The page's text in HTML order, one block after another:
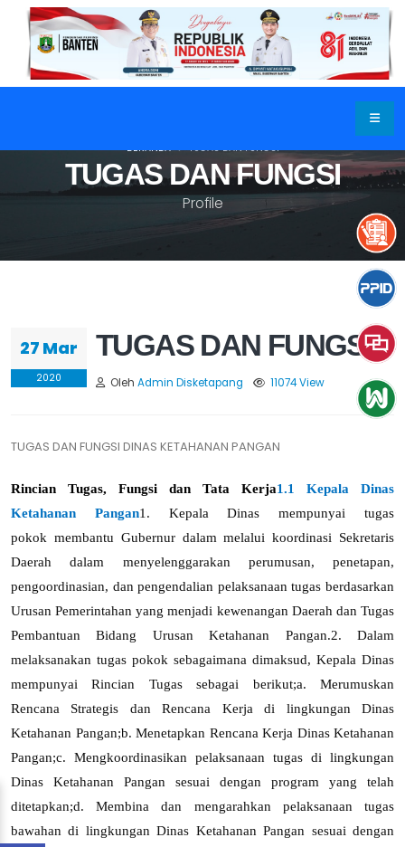
TUGAS DAN FUNGSI
Profile
BERANDA TUGAS DAN FUNGSI
27 Mar
2020
TUGAS DAN FUNGSI
Oleh Admin Disketapang 11074 View
TUGAS DAN FUNGSI DINAS KETAHANAN PANGAN
Rincian Tugas, Fungsi dan Tata Kerja1.1 Kepala Dinas
Ketahanan Pangan1. Kepala Dinas mempunyai tugas
pokok membantu Gubernur dalammelalui koordinasi Sekretaris
Daerah dalam menyelenggarakan perumusan, penetapan,
pengoordinasian, dan pengendalian pelaksanaan tugas berdasarkan
Urusan Pemerintahan yang menjadi kewenangan Daerah dan Tugas
Pembantuan Bidang Urusan Ketahanan Pangan.2. Dalam
melaksanakan tugas pokok sebagaimana dimaksud, Kepala Dinas
mempunyai Rincian Tugas sebagai berikut;a. Merumuskan
Rencana Strategis dan Rencana Kerja di lingkungan Dinas
Ketahanan Pangan;b. Menetapkan Rencana Kerja Dinas Ketahanan
Pangan;c. Mengkoordinasikan pelaksanaan tugas di lingkungan
Dinas Ketahanan Pangan sesuai dengan program yang telah
ditetapkan;d.Membina dan mengarahkan pelaksanaan tugas
bawahan di lingkungan Dinas Ketahanan Pangan sesuai dengan